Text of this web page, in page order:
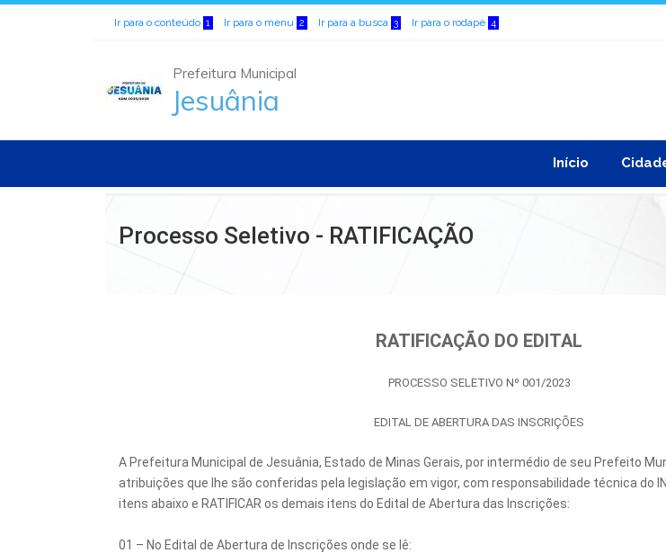
Ir para o conteúdo 1 Ir para o menu 2 Ir para a busca 3 Ir para o rodapé 4
Prefeitura Municipal
Jesuânia
Início
Processo Seletivo - RATIFICAÇÃO
RATIFICAÇÃO DO EDITAL
PROCESSO SELETIVO Nº 001/2023
EDITAL DE ABERTURA DAS INSCRIÇÕES
A Prefeitura Municipal de Jesuânia, Estado de Minas Gerais, por intermédio de seu Prefeito
atribuições que lhe são conferidas pela legislação em vigor, com responsabilidade técnica do
itens abaixo e RATIFICAR os demais itens do Edital de Abertura das Inscrições:
01 – No Edital de Abertura de Inscrições onde se lê: